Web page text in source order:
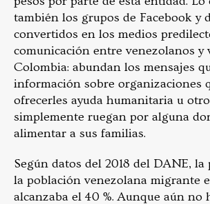
también los grupos de Facebook y
convertidos en los medios
comunicación entre venezolanos y
Colombia: abundan los mensajes
información sobre organizaciones
ofrecerles ayuda humanitaria u
simplemente ruegan por alguna
alimentar a sus familias.
Según datos del 2018 del DANE,
la población venezolana migrante
alcanzaba el 40 %. Aunque aún no